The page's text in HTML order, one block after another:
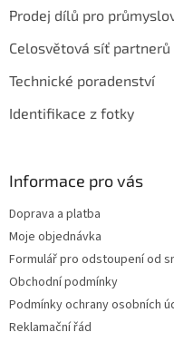
Prodej dílů pro
Celosvětová síť partnerů
Technické poradenství
Identifikace z fotky
Informace pro vás
Doprava a platba
Moje objednávka
Formulář pro odstoupení od
Obchodní podmínky
Podmínky ochrany osobních
Reklamační řád